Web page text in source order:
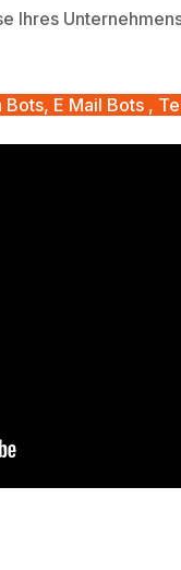
Ihres
Bots, E Mail Bots ,